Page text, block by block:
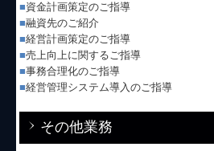
経営改善オンデマンド講座
■資金計画策定のご指導
■融資先のご紹介
■経営計画策定のご指導
■売上向上に関するご指導
■事務合理化のご指導
■経営管理システム導入のご指導
その他業務